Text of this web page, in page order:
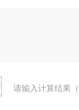
请输入计算结果